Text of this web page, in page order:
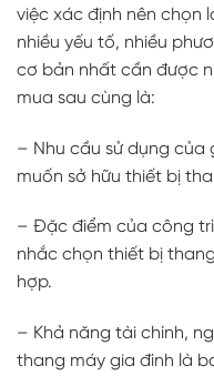
việc xác định nên chọn
nhiều yếu tố, nhiều
cơ bản nhất cần được
mua sau cùng là:
– Nhu cầu sử dụng của
muốn sở hữu thiết bị
– Đặc điểm của công
nhắc chọn thiết bị
hợp.
– Khả năng tài chính,
thang máy gia đình là